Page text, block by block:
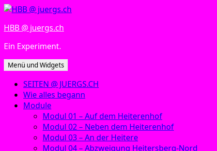
Zum
springen
HBB @ juergs.ch
Ein Experiment.
Menü und Widgets
SEITEN @ JUERGS.CH
Wie alles begann
Module
Modul 01 – Auf dem Heiterenhof
Modul 02 – Neben dem Heiterenhof
Modul 03 – An der Heitere
Modul 04 – Abzweigung Heitersberg-Nord